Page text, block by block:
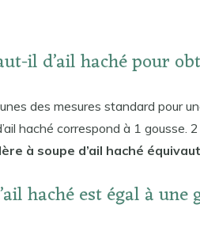
il d’ail haché pour
des mesures standard pour
haché correspond à 1 gousse.
à soupe d’ail haché
haché est égal à une